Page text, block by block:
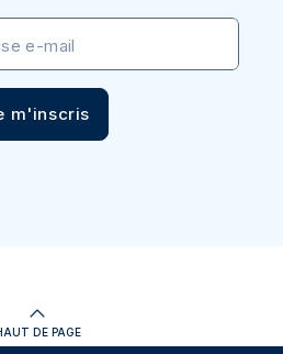
e-mail
m'inscris
DE PAGE